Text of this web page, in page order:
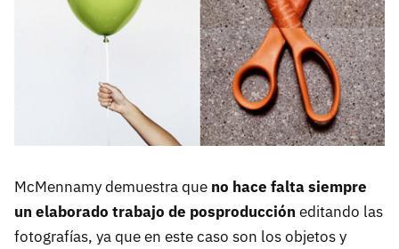
McMennamy demuestra que no hace falta siempre
un elaborado trabajo de posproducción editando las
fotografías, ya que en este caso son los objetos y